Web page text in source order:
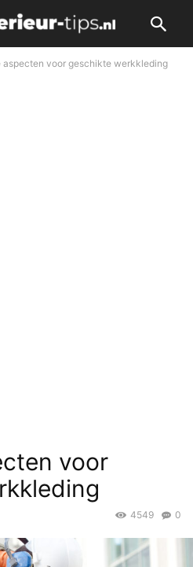
aspecten voor geschikte werkkleding
voor
0
4549